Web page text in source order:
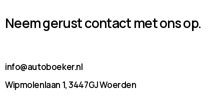
Neem gerust contact met ons op.
info@autoboeker.nl
Wipmolenlaan 1, 3447GJ Woerden